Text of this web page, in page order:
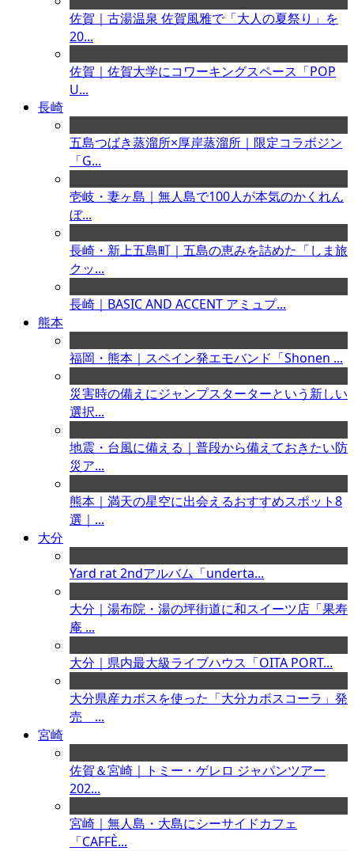
佐賀｜古湯温泉 佐賀風雅で「大人の夏祭り」を
20...
佐賀｜佐賀大学にコワーキングスペース「POP
U...
長崎
五島つばき蒸溜所×厚岸蒸溜所｜限定コラボジン
「G...
壱岐・妻ヶ島｜無人島で100人が本気のかくれん
ぼ...
長崎・新上五島町｜五島の恵みを詰めた「しま旅
クッ...
長崎｜BASIC AND ACCENT アミュプ...
熊本
福岡・熊本｜スペイン発エモバンド「Shonen ...
災害時の備えにジャンプスターターという新しい
選択...
地震・台風に備える｜普段から備えておきたい防
災ア...
熊本｜満天の星空に出会えるおすすめスポット8
選｜...
大分
Yard rat 2ndアルバム「underta...
大分｜湯布院・湯の坪街道に和スイーツ店「果寿
庵 ...
大分｜県内最大級ライブハウス「OITA PORT...
大分県産カボスを使った「大分カボスコーラ」発
売 ...
宮崎
佐賀＆宮崎｜トミー・ゲレロ ジャパンツアー
202...
宮崎｜無人島・大島にシーサイドカフェ
「CAFFÈ...